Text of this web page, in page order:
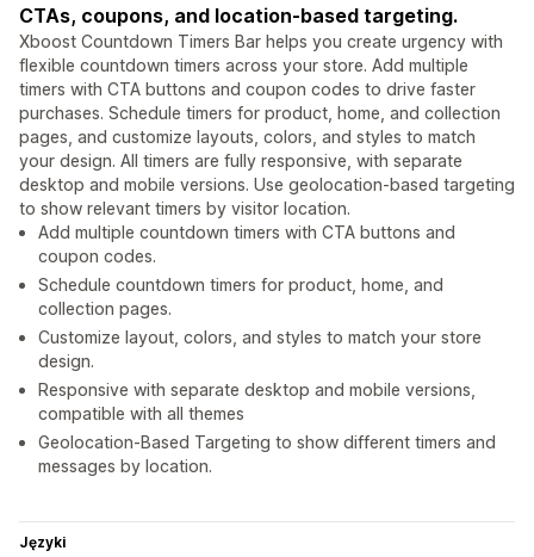
CTAs, coupons, and location-based targeting.
Xboost Countdown Timers Bar helps you create urgency with
flexible countdown timers across your store. Add multiple
timers with CTA buttons and coupon codes to drive faster
purchases. Schedule timers for product, home, and collection
pages, and customize layouts, colors, and styles to match
your design. All timers are fully responsive, with separate
desktop and mobile versions. Use geolocation-based targeting
to show relevant timers by visitor location.
Add multiple countdown timers with CTA buttons and
coupon codes.
Schedule countdown timers for product, home, and
collection pages.
Customize layout, colors, and styles to match your store
design.
Responsive with separate desktop and mobile versions,
compatible with all themes
Geolocation-Based Targeting to show different timers and
messages by location.
Języki